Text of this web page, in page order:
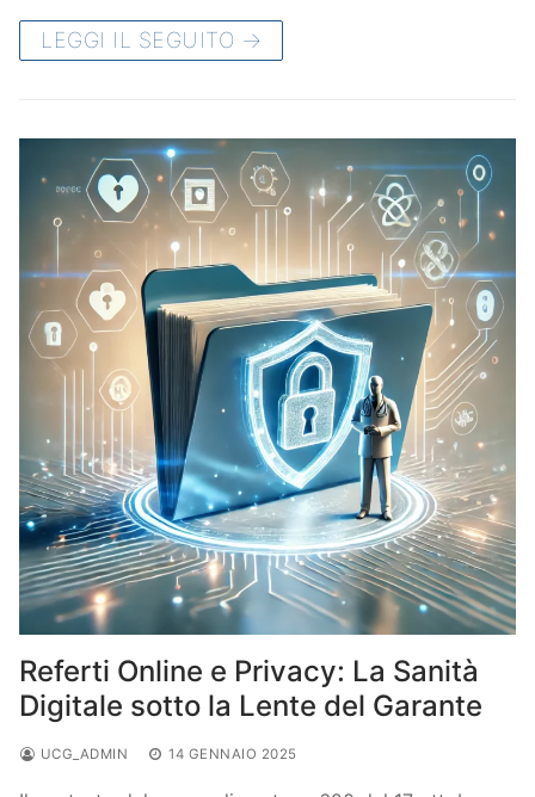
LEGGI IL SEGUITO →
Referti Online e Privacy: La Sanità
Digitale sotto la Lente del Garante
UCG_ADMIN 14 GENNAIO 2025